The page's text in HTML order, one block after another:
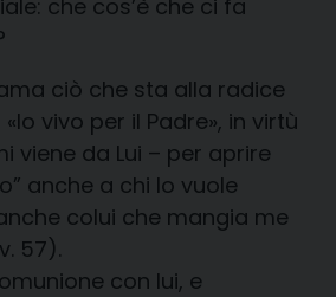
che cos’è che ci fa
ciò che sta alla radice
vivo per il Padre», in virtù
viene da Lui – per aprire
anche a chi lo vuole
colui che mangia me
57).
con lui, e